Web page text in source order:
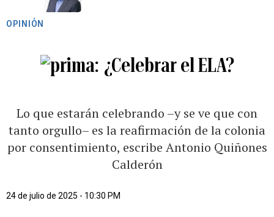
OPINIÓN
¿Celebrar el ELA?
Lo que estarán celebrando –y se ve que con
tanto orgullo– es la reafirmación de la colonia
por consentimiento, escribe Antonio Quiñones
Calderón
24 de julio de 2025 - 10:30 PM